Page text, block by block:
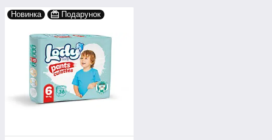
Новинка Подарунок